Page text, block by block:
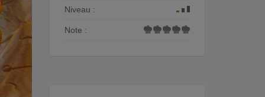
Niveau :
Note :